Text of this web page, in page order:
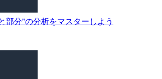
部分"の分析をマスターしよう